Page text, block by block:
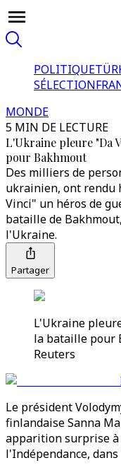
POLITIQUE
SÉLECTION
MONDE
5 MIN DE LECTURE
L'Ukraine pleure "Da
pour Bakhmout
Des milliers de
ukrainien, ont rendu
Vinci" un héros de
bataille de
l'Ukraine.
Partager
L'Ukraine
la bataille pour
Reuters
Le président
finlandaise Sanna
apparition surprise à
l'Indépendance,